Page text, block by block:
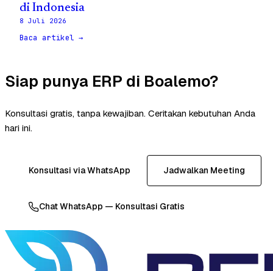
di Indonesia
8 Juli 2026
Baca artikel →
Siap punya ERP di Boalemo?
Konsultasi gratis, tanpa kewajiban. Ceritakan kebutuhan Anda
hari ini.
Konsultasi via WhatsApp Jadwalkan Meeting
Chat WhatsApp — Konsultasi Gratis